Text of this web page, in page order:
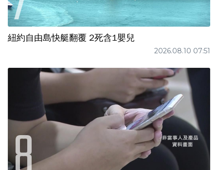
紐約自由島快艇翻覆 2死含1嬰兒
2026.08.10 07:51